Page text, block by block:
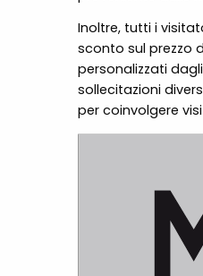
Inoltre, tutti i
sconto sul prezzo
personalizzati
sollecitazioni
per coinvolgere